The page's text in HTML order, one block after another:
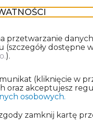
przetwarzanie
(szczegóły dostępne
).
(kliknięcie w
oraz akceptujesz
osobowych.
zamknij kartę